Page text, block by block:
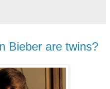
Bieber are twins?